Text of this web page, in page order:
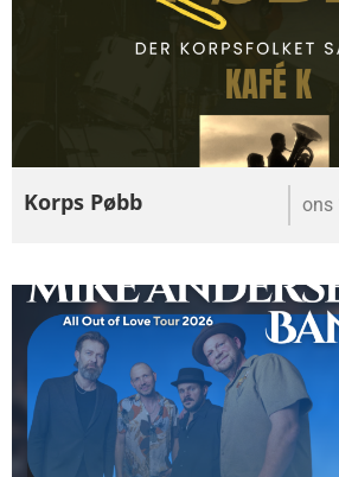
Korps Pøbb ons